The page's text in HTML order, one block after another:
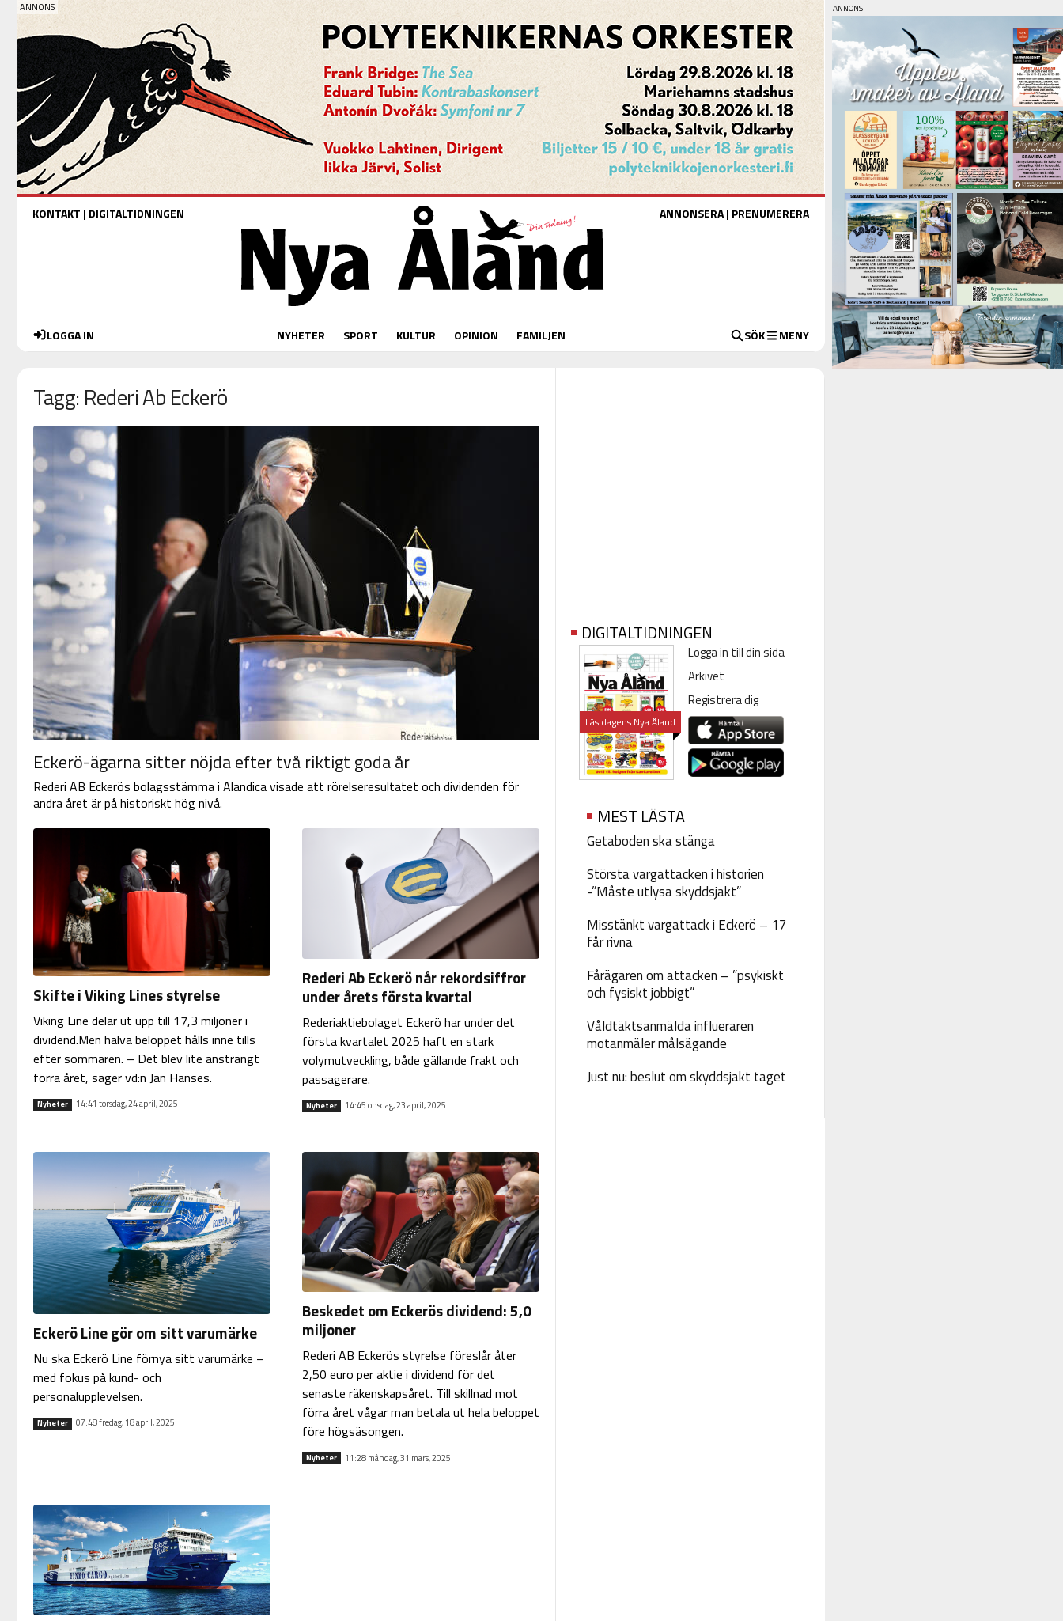
KONTAKT | DIGITALTIDNINGEN ANNONSERA| PRENUMERERA
LOGGA IN NYHETER SPORT KULTUR OPINION FAMILJEN SÖK MENY
Tagg: Rederi Ab Eckerö
Eckerö-ägarna sitter nöjda efter två riktigt goda år
Rederi AB Eckerös bolagsstämma i Alandica visade att rörelseresultatet och dividenden för
andra året är på historiskt hög nivå.
Skifte i Viking Lines styrelse
Viking Line delar ut upp till 17,3 miljoner i
dividend.Men halva beloppet hålls inne tills
efter sommaren. – Det blev lite ansträngt
förra året, säger vd:n Jan Hanses.
Nyheter 14:41 torsdag, 24 april, 2025
Rederi Ab Eckerö når rekordsiffror
under årets första kvartal
Rederiaktiebolaget Eckerö har under det
första kvartalet 2025 haft en stark
volymutveckling, både gällande frakt och
passagerare.
Nyheter 14:45 onsdag, 23 april, 2025
Eckerö Line gör om sitt varumärke
Nu ska Eckerö Line förnya sitt varumärke –
med fokus på kund- och
personalupplevelsen.
Nyheter 07:48 fredag, 18 april, 2025
Beskedet om Eckerös dividend: 5,0
miljoner
Rederi AB Eckerös styrelse föreslår åter
2,50 euro per aktie i dividend för det
senaste räkenskapsåret. Till skillnad mot
förra året vågar man betala ut hela beloppet
före högsäsongen.
Nyheter 11:28 måndag, 31 mars, 2025
DIGITALTIDNINGEN
Läs dagens Nya Åland
Logga in till din sida
Arkivet
Registrera dig
MEST LÄSTA
Getaboden ska stänga
Största vargattacken i historien
-”Måste utlysa skyddsjakt”
Misstänkt vargattack i Eckerö – 17
får rivna
Fårägaren om attacken – ”psykiskt
och fysiskt jobbigt”
Våldtäktsanmälda influeraren
motanmäler målsägande
Just nu: beslut om skyddsjakt taget